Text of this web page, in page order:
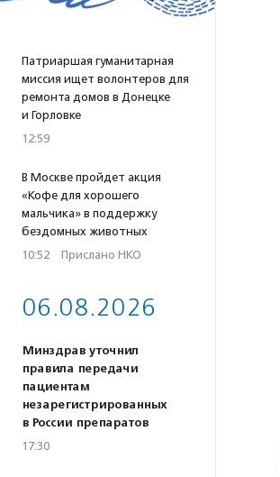
Патриаршая гуманитарная
миссия ищет волонтеров для
ремонта домов в Донецке
и Горловке
12:59
В Москве пройдет акция
«Кофе для хорошего
мальчика» в поддержку
бездомных животных
10:52 · Прислано НКО
06.08.2026
Минздрав уточнил
правила передачи
пациентам
незарегистрированных
в России препаратов
17:30